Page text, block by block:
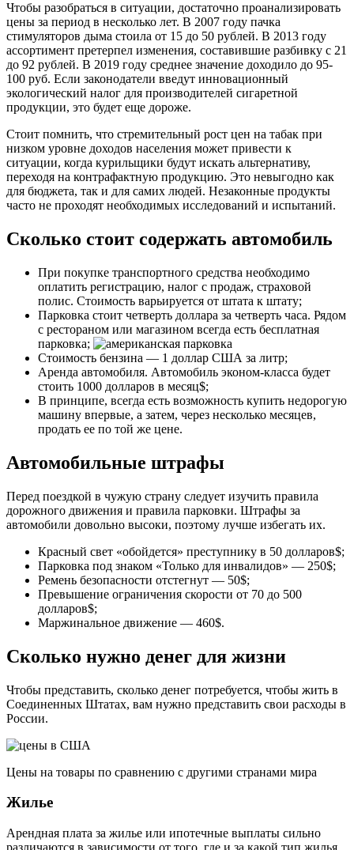
Чтобы разобраться в ситуации, достаточно проанализировать
цены за период в несколько лет. В 2007 году пачка
стимуляторов дыма стоила от 15 до 50 рублей. В 2013 году
ассортимент претерпел изменения, составившие разбивку с 21
до 92 рублей. В 2019 году среднее значение доходило до 95-
100 руб. Если законодатели введут инновационный
экологический налог для производителей сигаретной
продукции, это будет еще дороже.
Стоит помнить, что стремительный рост цен на табак при
низком уровне доходов населения может привести к
ситуации, когда курильщики будут искать альтернативу,
переходя на контрафактную продукцию. Это невыгодно как
для бюджета, так и для самих людей. Незаконные продукты
часто не проходят необходимых исследований и испытаний.
Сколько стоит содержать автомобиль
При покупке транспортного средства необходимо
оплатить регистрацию, налог с продаж, страховой
полис. Стоимость варьируется от штата к штату;
Парковка стоит четверть доллара за четверть часа. Рядом
с рестораном или магазином всегда есть бесплатная
парковка;
Стоимость бензина — 1 доллар США за литр;
Аренда автомобиля. Автомобиль эконом-класса будет
стоить 1000 долларов в месяц$;
В принципе, всегда есть возможность купить недорогую
машину впервые, а затем, через несколько месяцев,
продать ее по той же цене.
Автомобильные штрафы
Перед поездкой в ​​чужую страну следует изучить правила
дорожного движения и правила парковки. Штрафы за
автомобили довольно высоки, поэтому лучше избегать их.
Красный свет «обойдется» преступнику в 50 долларов$;
Парковка под знаком «Только для инвалидов» — 250$;
Ремень безопасности отстегнут — 50$;
Превышение ограничения скорости от 70 до 500
долларов$;
Маржинальное движение — 460$.
Сколько нужно денег для жизни
Чтобы представить, сколько денег потребуется, чтобы жить в
Соединенных Штатах, вам нужно представить свои расходы в
России.
Цены на товары по сравнению с другими странами мира
Жилье
Арендная плата за жилье или ипотечные выплаты сильно
различаются в зависимости от того, где и за какой тип жилья